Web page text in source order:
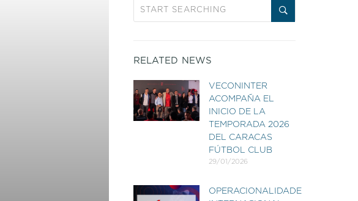
RELATED NEWS
VECONINTER
ACOMPAÑA EL
INICIO DE LA
TEMPORADA 2026
DEL CARACAS
FÚTBOL CLUB
29/01/2026
OPERACIONALIDADE